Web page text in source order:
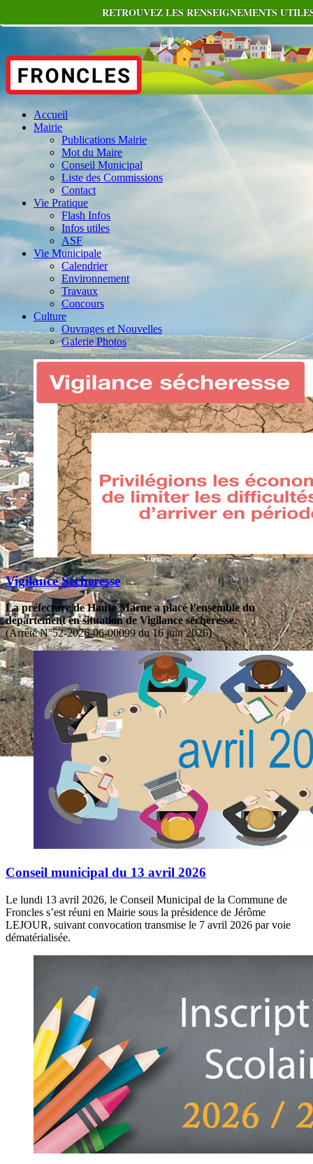
Accueil
Mairie
Publications Mairie
Mot du Maire
Conseil Municipal
Liste des Commissions
Contact
Vie Pratique
Flash Infos
Infos utiles
ASF
Vie Municipale
Calendrier
Environnement
Travaux
Concours
Culture
Ouvrages et Nouvelles
Galerie Photos
Vigilance Sécheresse
La préfecture de Haute-Marne a placé l’ensemble du
département en situation de Vigilance sécheresse.
(Arrêté N°52-2026-06-00099 du 16 juin 2026)
Conseil municipal du 13 avril 2026
Le lundi 13 avril 2026, le Conseil Municipal de la Commune de
Froncles s’est réuni en Mairie sous la présidence de Jérôme
LEJOUR, suivant convocation transmise le 7 avril 2026 par voie
dématérialisée.
RETROUVEZ LES RENSEIGNEMENTS